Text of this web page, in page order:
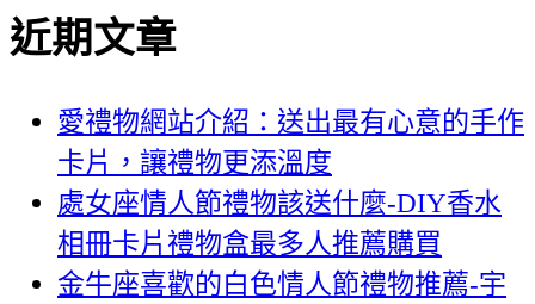
近期文章
愛禮物網站介紹：送出最有心意的手作
卡片，讓禮物更添溫度
處女座情人節禮物該送什麼-DIY香水
相冊卡片禮物盒最多人推薦購買
金牛座喜歡的白色情人節禮物推薦-宇